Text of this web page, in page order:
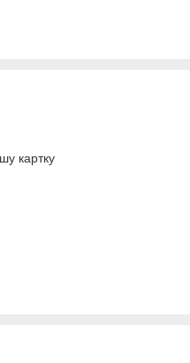
картку